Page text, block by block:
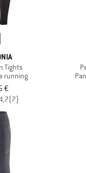
Tights
running
€
(7)